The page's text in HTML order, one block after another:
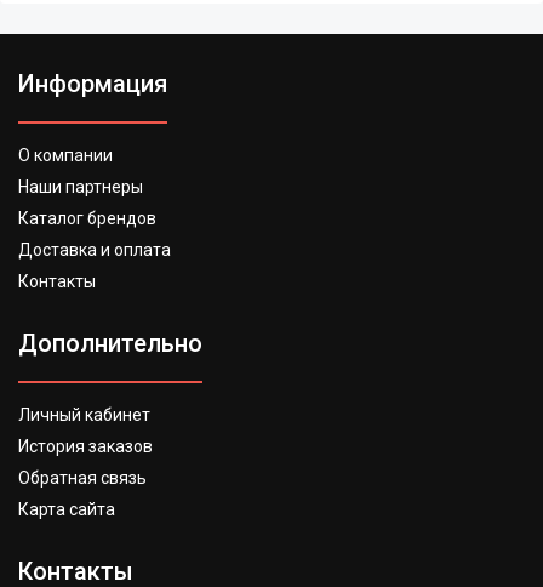
Информация
О компании
Наши партнеры
Каталог брендов
Доставка и оплата
Контакты
Дополнительно
Личный кабинет
История заказов
Обратная связь
Карта сайта
Контакты